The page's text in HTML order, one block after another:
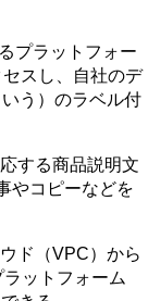
プラットフォー
スし、自社のデ
う）のラベル付
する商品説明文
やコピーなどを
ド（VPC）から
ットフォーム